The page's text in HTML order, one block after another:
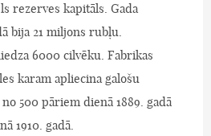
rezerves kapitāls. Gada
bija 21 miljons rubļu.
6000 cilvēku. Fabrikas
karam apliecina galošu
500 pāriem dienā 1889. gadā
1910. gadā.